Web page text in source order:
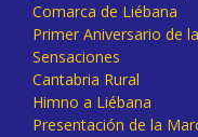
Comarca de Liébana
Primer Aniversario de
Sensaciones
Cantabria Rural
Himno a Liébana
Presentación de la